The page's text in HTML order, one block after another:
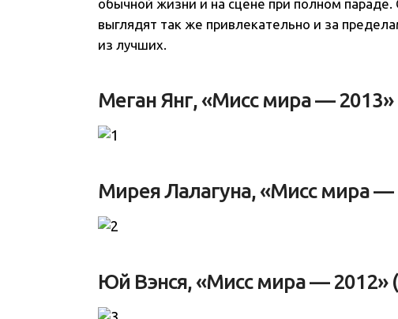
обычной жизни и на сцене при полном
выглядят так же привлекательно и за
из лучших.
Меган Янг, «Мисс мира —
Мирея Лалагуна, «Мисс мира —
Юй Вэнся, «Мисс мира — 2012»